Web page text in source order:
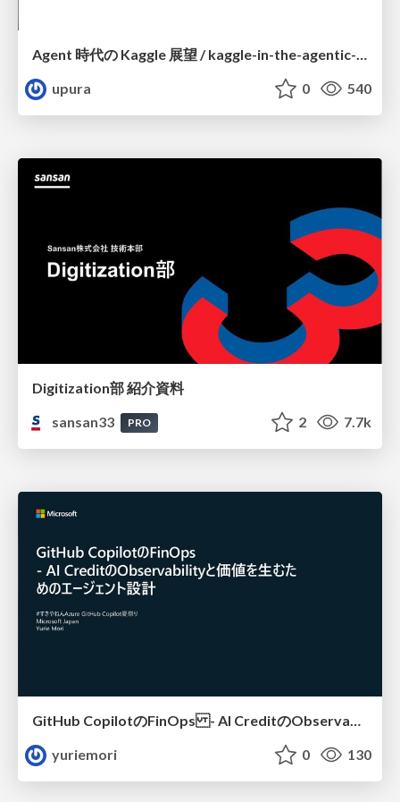
Agent 時代の Kaggle 展望 / kaggle-in-the-agentic-era
upura
0 540
Digitization部 紹介資料
sansan33
PRO 2 7.7k
GitHub CopilotのFinOps - AI CreditのObservabilityと価値を生むためのエージェント設計
yuriemori
0 130